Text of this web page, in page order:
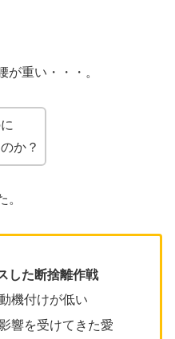
が重い・・・。
か？
。
した断捨離作戦
機付けが低い
響を受けてきた愛